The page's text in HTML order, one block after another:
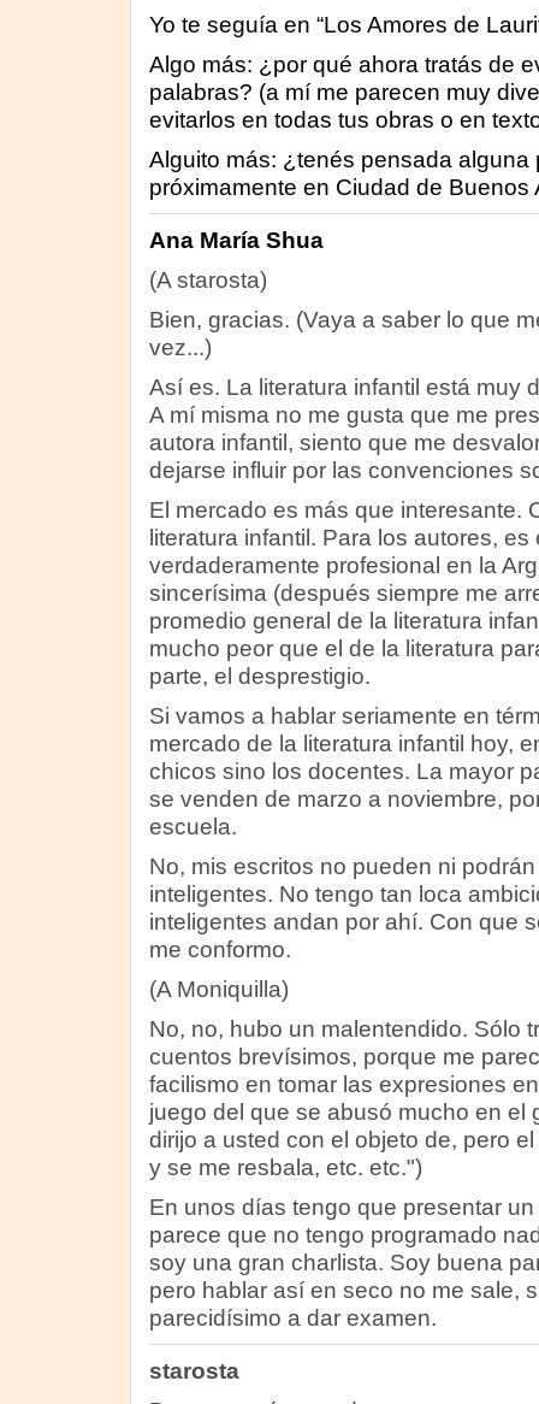
Yo te seguía en “Los Amores de
Algo más: ¿por qué ahora tratás de
palabras? (a mí me parecen muy
evitarlos en todas tus obras o en
Alguito más: ¿tenés pensada alguna
próximamente en Ciudad de Buenos
Ana María Shua
(A starosta)
Bien, gracias. (Vaya a saber lo que
vez...)
Así es. La literatura infantil está muy
A mí misma no me gusta que me
autora infantil, siento que me
dejarse influir por las convenciones
El mercado es más que interesante.
literatura infantil. Para los autores,
verdaderamente profesional en la
sincerísima (después siempre me
promedio general de la literatura
mucho peor que el de la literatura
parte, el desprestigio.
Si vamos a hablar seriamente en
mercado de la literatura infantil hoy,
chicos sino los docentes. La mayor
se venden de marzo a noviembre,
escuela.
No, mis escritos no pueden ni
inteligentes. No tengo tan loca
inteligentes andan por ahí. Con que
me conformo.
(A Moniquilla)
No, no, hubo un malentendido. Sólo
cuentos brevísimos, porque me
facilismo en tomar las expresiones
juego del que se abusó mucho en el
dirijo a usted con el objeto de, pero
y se me resbala, etc. etc.")
En unos días tengo que presentar
parece que no tengo programado
soy una gran charlista. Soy buena
pero hablar así en seco no me sale,
parecidísimo a dar examen.
starosta